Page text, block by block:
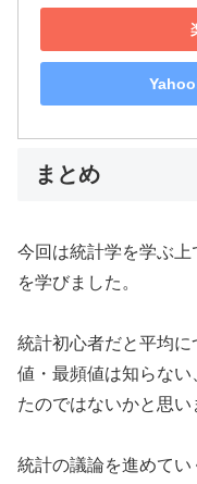
まとめ
今回は統計学を学ぶ上
を学びました。
統計初心者だと平均
値・最頻値は知らな
たのではないかと思い
統計の議論を進めて